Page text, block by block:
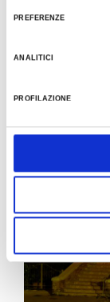
PREFERENZE
ANALITICI
PROFILAZIONE